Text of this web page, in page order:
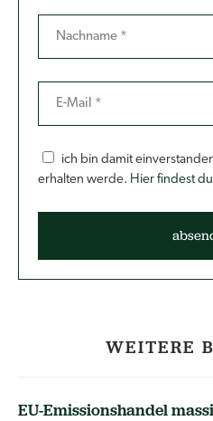
ich bin damit
erhalten werde. Hier findest
WEITERE
EU-Emissionshandel